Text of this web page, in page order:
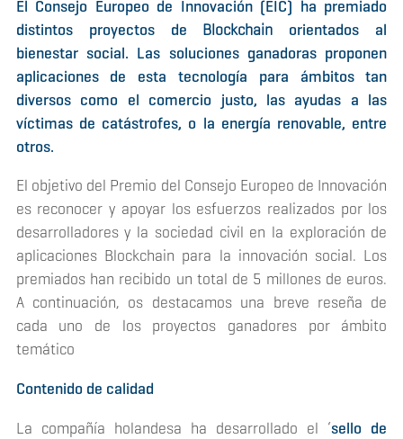
El Consejo Europeo de Innovación (EIC) ha premiado
distintos proyectos de Blockchain orientados al
bienestar social. Las soluciones ganadoras proponen
aplicaciones de esta tecnología para ámbitos tan
diversos como el comercio justo, las ayudas a las
víctimas de catástrofes, o la energía renovable, entre
otros.
El objetivo del Premio del Consejo Europeo de Innovación
es reconocer y apoyar los esfuerzos realizados por los
desarrolladores y la sociedad civil en la exploración de
aplicaciones Blockchain para la innovación social. Los
premiados han recibido un total de 5 millones de euros.
A continuación, os destacamos una breve reseña de
cada uno de los proyectos ganadores por ámbito
temático
Contenido de calidad
La compañía holandesa ha desarrollado el ‘sello de